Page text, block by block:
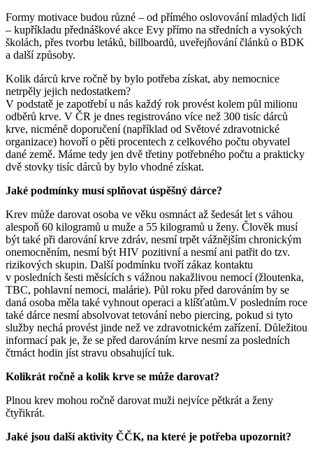
Formy motivace budou různé – od přímého oslovování mladých lidí
– kupříkladu přednáškové akce Evy přímo na středních a vysokých
školách, přes tvorbu letáků, billboardů, uveřejňování článků o BDK
a další způsoby.
Kolik dárců krve ročně by bylo potřeba získat, aby nemocnice
netrpěly jejich nedostatkem?
V podstatě je zapotřebí u nás každý rok provést kolem půl milionu
odběrů krve. V ČR je dnes registrováno více než 300 tisíc dárců
krve, nicméně doporučení (například od Světové zdravotnické
organizace) hovoří o pěti procentech z celkového počtu obyvatel
dané země. Máme tedy jen dvě třetiny potřebného počtu a prakticky
dvě stovky tisíc dárců by bylo vhodné získat.
Jaké podmínky musí splňovat úspěšný dárce?
Krev může darovat osoba ve věku osmnáct až šedesát let s váhou
alespoň 60 kilogramů u muže a 55 kilogramů u ženy. Člověk musí
být také při darování krve zdráv, nesmí trpět vážnějším chronickým
onemocněním, nesmí být HIV pozitivní a nesmí ani patřit do tzv.
rizikových skupin. Další podmínku tvoří zákaz kontaktu
v posledních šesti měsících s vážnou nakažlivou nemocí (žloutenka,
TBC, pohlavní nemoci, malárie). Půl roku před darováním by se
daná osoba měla také vyhnout operaci a klíšťatům.V posledním roce
také dárce nesmí absolvovat tetování nebo piercing, pokud si tyto
služby nechá provést jinde než ve zdravotnickém zařízení. Důležitou
informací pak je, že se před darováním krve nesmí za posledních
čtrnáct hodin jíst stravu obsahující tuk.
Kolikrát ročně a kolik krve se může darovat?
Plnou krev mohou ročně darovat muži nejvíce pětkrát a ženy
čtyřikrát.
Jaké jsou další aktivity ČČK, na které je potřeba upozornit?